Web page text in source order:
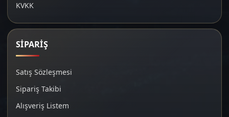
KVKK
SİPARİŞ
Satış Sözleşmesi
Sipariş Takibi
Alışveriş Listem